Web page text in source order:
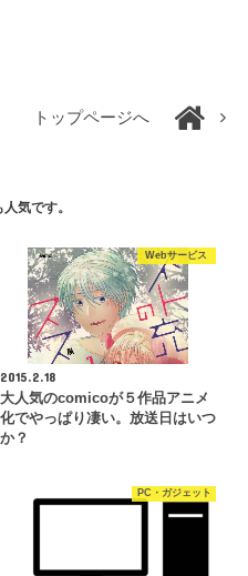
トップページへ
気です。
Webサービス
2015.2.18
大人気のcomicoが５作品アニメ
化でやっぱり凄い。放送日はいつ
か？
PC・ガジェット